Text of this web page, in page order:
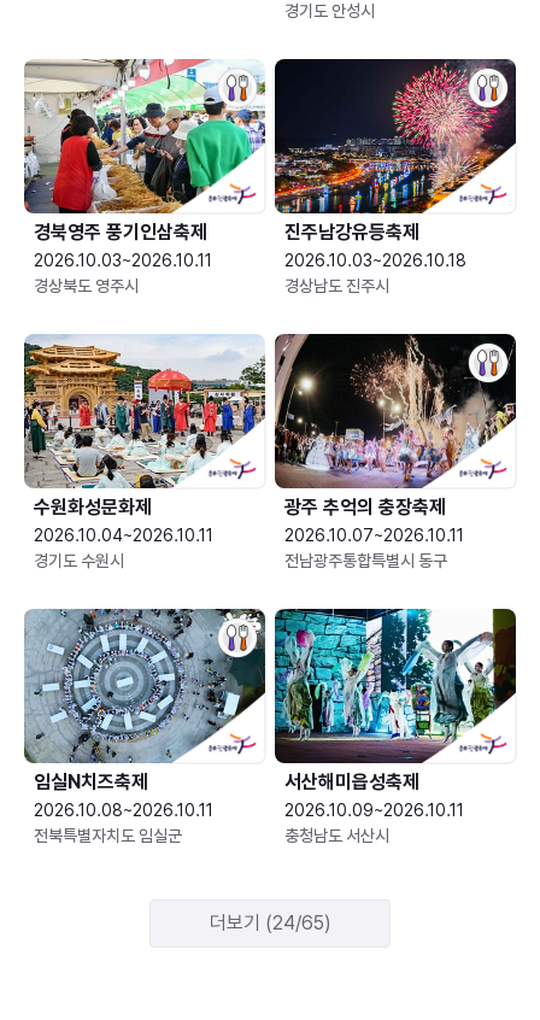
경기도 안성시
경북영주 풍기인삼축제
2026.10.03~2026.10.11
경상북도 영주시
진주남강유등축제
2026.10.03~2026.10.18
경상남도 진주시
수원화성문화제
2026.10.04~2026.10.11
경기도 수원시
광주 추억의 충장축제
2026.10.07~2026.10.11
전남광주통합특별시 동구
임실N치즈축제
2026.10.08~2026.10.11
전북특별자치도 임실군
서산해미읍성축제
2026.10.09~2026.10.11
충청남도 서산시
더보기 (24/65)